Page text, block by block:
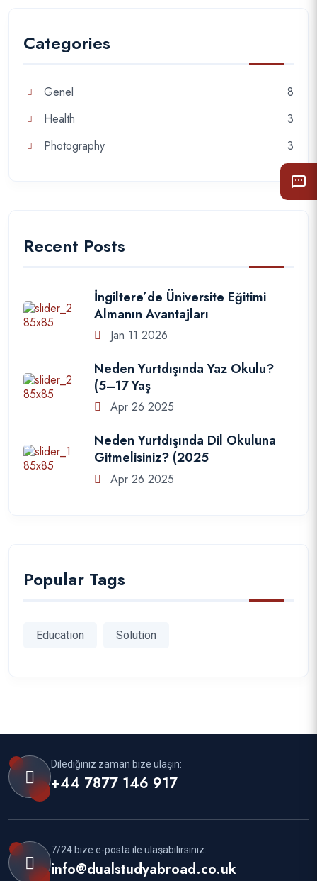
Categories
Genel
8
Health
3
Photography
3
Recent Posts
İngiltere’de Üniversite Eğitimi
Almanın Avantajları
Jan 11 2026
Neden Yurtdışında Yaz Okulu?
(5–17 Yaş
Apr 26 2025
Neden Yurtdışında Dil Okuluna
Gitmelisiniz? (2025
Apr 26 2025
Popular Tags
Education Solution
Dilediğiniz zaman bize ulaşın:
+44 7877 146 917
7/24 bize e-posta ile ulaşabilirsiniz:
info@dualstudyabroad.co.uk